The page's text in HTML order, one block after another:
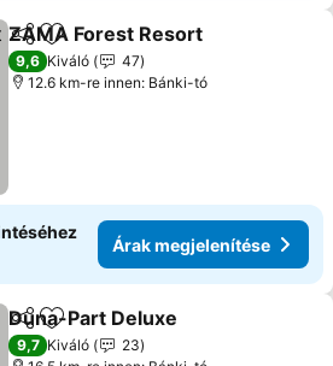
Megosztás
Hozzáadás a kedvencekhez
ZAMA Forest Resort
9,6 Kiváló
47
12.6 km-re innen: Bánki-tó
Árak megjelenítése
MegosztásHozzáadás a kedvencekhez
Duna-Part Deluxe
9,7 Kiváló
23